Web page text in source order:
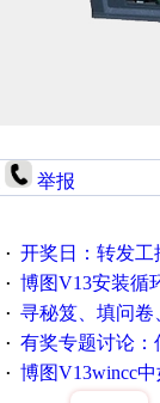
举报
· 开奖日：转发工控速派
· 博图V13安装循环重启
· 寻秘笈、填问卷
· 有奖专题讨论：伺服选择
· 博图V13wincc中如何